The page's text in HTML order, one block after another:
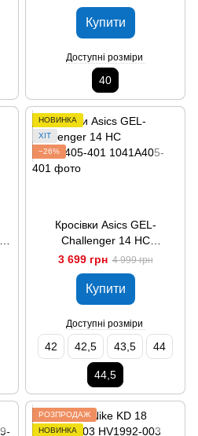
Купити
Доступні розміри
40
НОВИНКА
ХІТ
−26%
Кросівки Asics GEL-
Challenger 14 HC
1041A405-401
3 699 грн 4 999 грн
Купити
Доступні розміри
42 42,5 43,5 44
44,5
РОЗПРОДАЖ
НОВИНКА